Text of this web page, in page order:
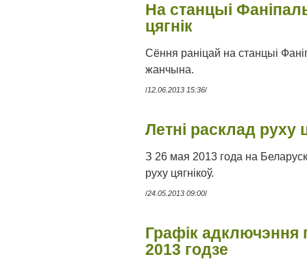
На станцыі
цягнік
Сёння раніцай на станцыі
жанчына.
/12.06.2013 15:36/
Летні расклад руху
З 26 мая 2013 года на
руху цягнікоў.
/24.05.2013 09:00/
Графік адключэння
2013 годзе